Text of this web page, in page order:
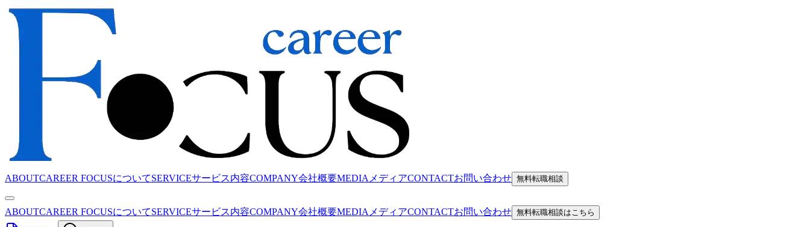
ABOUTCAREER FOCUSについてSERVICEサービス内容COMPANY会社概要MEDIA メディアCONTACTお問い合わせ 無料転職相談
ABOUTCAREER FOCUSについてSERVICEサービス内容COMPANY会社概要MEDIA メディアCONTACTお問い合わせ 無料転職相談はこちら